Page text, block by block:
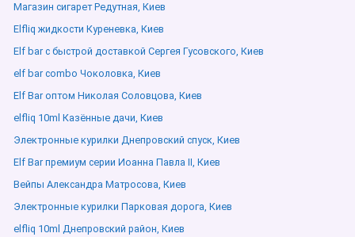
Магазин сигарет Редутная, Киев
Elfliq жидкости Куреневка, Киев
Elf bar с быстрой доставкой Сергея Гусовского, Киев
elf bar combo Чоколовка, Киев
Elf Bar оптом Николая Соловцова, Киев
elfliq 10ml Казённые дачи, Киев
Электронные курилки Днепровский спуск, Киев
Elf Bar премиум серии Иоанна Павла ІІ, Киев
Вейпы Александра Матросова, Киев
Электронные курилки Парковая дорога, Киев
elfliq 10ml Днепровский район, Киев